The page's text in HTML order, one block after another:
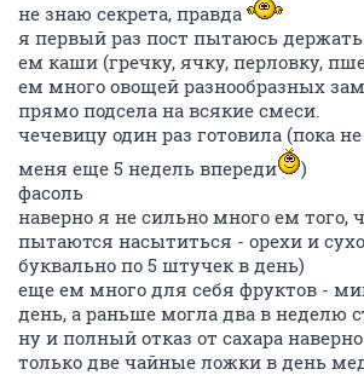
не знаю секрета, правда
я первый раз пост пытаюсь
ем каши (гречку, ячку, перловку,
ем много овощей разнообразных
прямо подсела на всякие смеси.
чечевицу один раз готовила (пока
меня еще 5 недель впереди
)
фасоль
наверно я не сильно много ем
пытаются насытиться - орехи и
буквально по 5 штучек в день)
еще ем много для себя фруктов -
день, а раньше могла два в неделю
ну и полный отказ от сахара
только две чайные ложки в день